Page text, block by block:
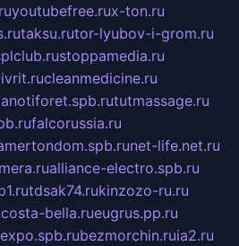
youtubefree.rux-ton.ru
taksu.rutor-lyubov-i-grom.ru
stoppamedia.ru
cleanmedicine.ru
tutmassage.ru
falcorussia.ru
net-life.net.ru
alliance-electro.spb.ru
tdsak74.rukinzozo-ru.ru
costa-bella.rueugrus.pp.ru
bezmorchin.ruia2.ru